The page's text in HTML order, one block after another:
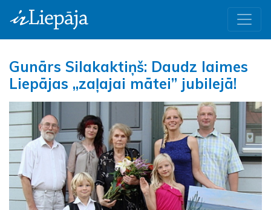
Gunārs Silakaktiņš: Daudz laimes
Liepājas „zaļajai mātei” jubilejā!